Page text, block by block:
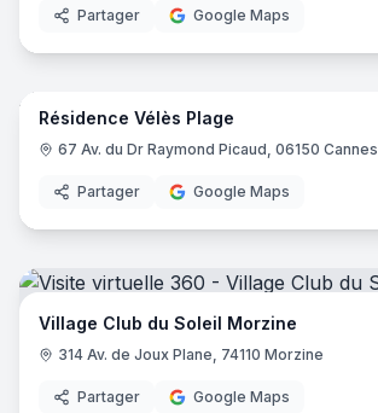
Partager Google Maps
Résidence Vélès Plage
67 Av. du Dr Raymond Picaud, 06150 Cannes
Partager Google Maps
Village Club du Soleil Morzine
314 Av. de Joux Plane, 74110 Morzine
Partager Google Maps